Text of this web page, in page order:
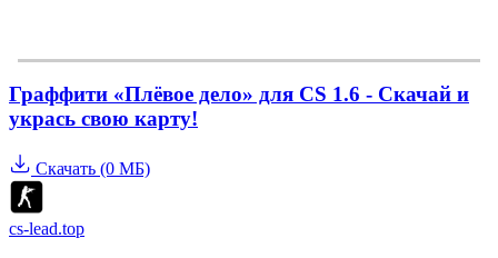
Граффити «Плёвое дело» для CS 1.6 - Скачай и
укрась свою карту!
Скачать (0 МБ)
cs-lead.top